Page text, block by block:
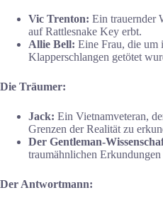
Vic Trenton: Ein trauernder
auf Rattlesnake Key erbt.
Allie Bell: Eine Frau, die um
Klapperschlangen getötet
Die Träumer:
Jack: Ein Vietnamveteran,
Grenzen der Realität zu
Der Gentleman-
traumähnlichen
Der Antwortmann: